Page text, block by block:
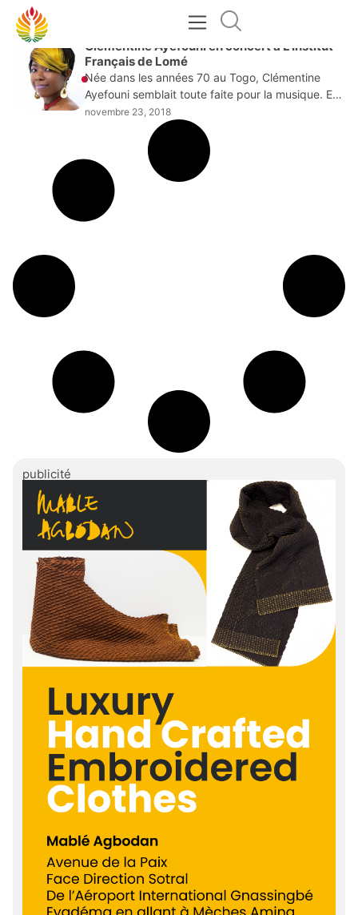
NOVEMBRE 23, 2018
Clémentine Ayefouni en concert à L’Institut
Français de Lomé
Née dans les années 70 au Togo, Clémentine
Ayefouni semblait toute faite pour la musique. En
tout cas, elle en a fait une passion dès son plus
jeune âge. Ainsi,
novembre 23, 2018
publicité